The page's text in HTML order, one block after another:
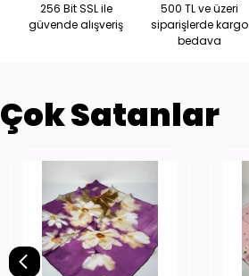
256 Bit SSL ile
güvende alışveriş
500 TL ve üzeri
siparişlerde kargo
bedava
Çok Satanlar